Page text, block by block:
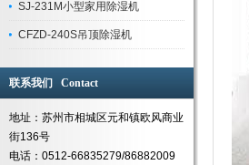
SJ-231M小型家用除湿机
CFZD-240S吊顶除湿机
联系我们 Contact
地址：苏州市相城区元和镇欧风商业
街136号
电话：0512-66835279/86882009